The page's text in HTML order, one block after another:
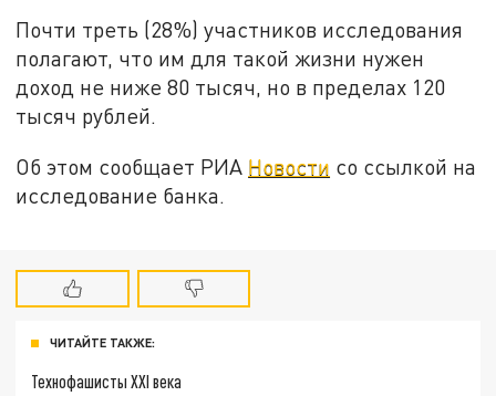
Почти треть (28%) участников исследования
полагают, что им для такой жизни нужен
доход не ниже 80 тысяч, но в пределах 120
тысяч рублей.
Об этом сообщает РИА Новости со ссылкой на
исследование банка.
ЧИТАЙТЕ ТАКЖЕ:
Технофашисты XXI века